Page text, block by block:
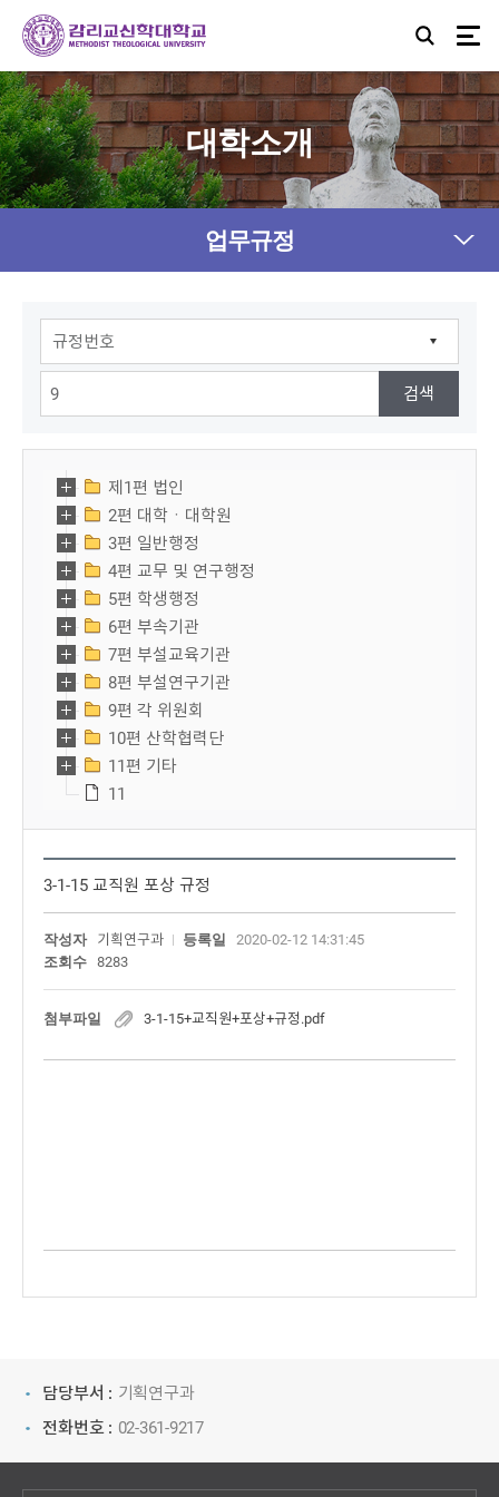
대학소개
업무규정
제1편 법인
2편 대학ㆍ대학원
3편 일반행정
4편 교무 및 연구행정
5편 학생행정
6편 부속기관
7편 부설교육기관
8편 부설연구기관
9편 각 위원회
10편 산학협력단
11편 기타
11
3-1-15 교직원 포상 규정
작성자 기획연구과 등록일
2020-02-12 14:31:45
조회수
8283
첨부파일 3-1-15+교직원+포상+규정.pdf
담당부서 : 기획연구과
전화번호 : 02-361-9217